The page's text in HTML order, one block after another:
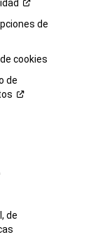
de
cookies
de
de